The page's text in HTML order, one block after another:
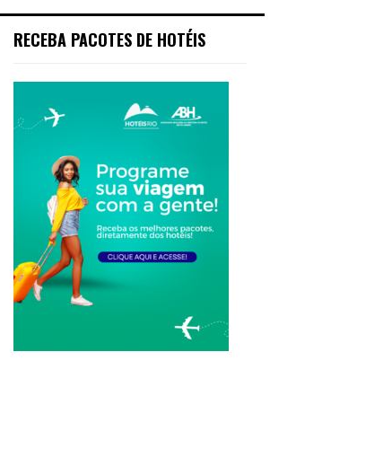
RECEBA PACOTES DE HOTÉIS